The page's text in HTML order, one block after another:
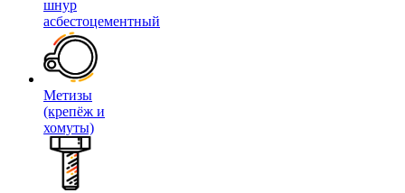
шнур
асбестоцементный
Метизы
(крепёж и
хомуты)